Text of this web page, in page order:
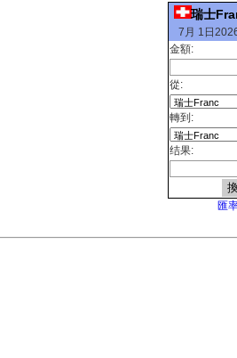
瑞士
7月 1日
金額:
從:
轉到:
结果:
匯